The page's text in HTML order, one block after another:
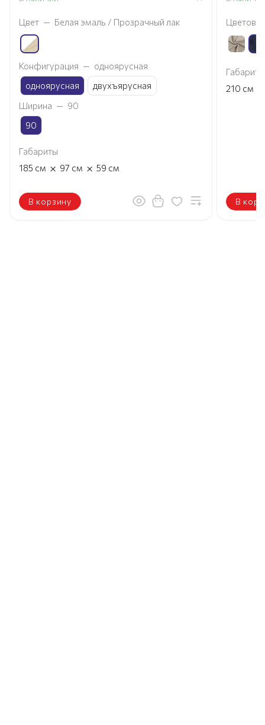
Цвет — Белая эмаль / Прозрачный лак
Конфигурация — одноярусная
одноярусная
двухъярусная
Ширина — 90
90
Габариты
185 см × 97 см × 59 см
В корзину
Габариты
210 см
В